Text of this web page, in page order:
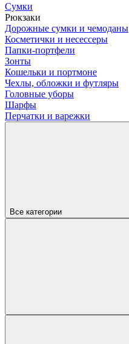
Сумки
Рюкзаки
Дорожные сумки и чемоданы
Косметички и несессеры
Папки-портфели
Зонты
Кошельки и портмоне
Чехлы, обложки и футляры
Головные уборы
Шарфы
Перчатки и варежки
Все категории